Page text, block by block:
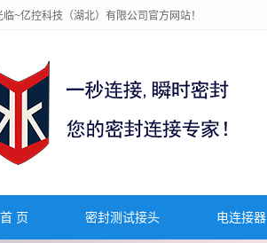
临~亿控科技（湖北）有限公司官方网站！
首 页 密封测试接头 电连接器